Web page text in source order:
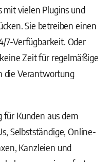
mit vielen Plugins und
Sie betreiben einen
7-Verfügbarkeit. Oder
Zeit für regelmäßige
die Verantwortung
Kunden aus dem
Selbstständige, Online-
Kanzleien und